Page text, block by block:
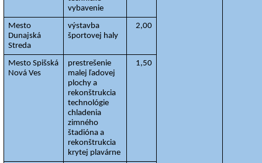
vybavenie
Mesto
Dunajská
Streda
výstavba
športovej haly
2,00
Mesto Spišská
Nová Ves
prestrešenie
malej ľadovej
plochy a
rekonštrukcia
technológie
chladenia
zimného
štadióna a
rekonštrukcia
krytej plavárne
1,50